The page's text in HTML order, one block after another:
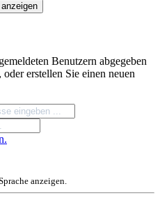
Benutzern abgegeben
erstellen Sie einen neuen
anzeigen.